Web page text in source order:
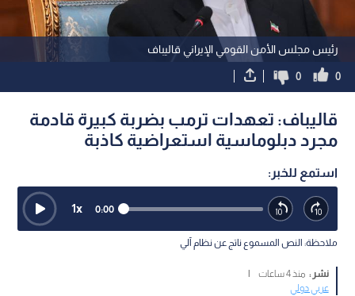
رئيس مجلس الأمن القومي الإيراني قاليباف
0
0
قاليباف: تعهدات ترمب بضربة كبيرة قادمة
مجرد دبلوماسية استعراضية كاذبة
استمع للخبر:
0:00
1x
ملاحظة: النص المسموع ناتج عن نظام آلي
نشر : منذ 4 ساعات
عربي دولي